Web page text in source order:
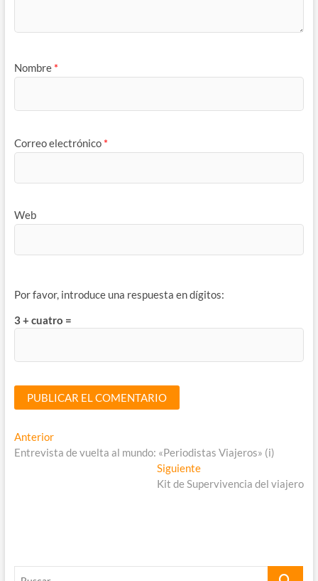
Nombre *
Correo electrónico *
Web
Por favor, introduce una respuesta en dígitos:
3 + cuatro =
Navegación
de
AnteriorEntrada
anterior:
Entrevista de vuelta al mundo: «Periodistas Viajeros» (i)
SiguienteEntrada
siguiente:
Kit de Supervivencia del viajero
Buscar